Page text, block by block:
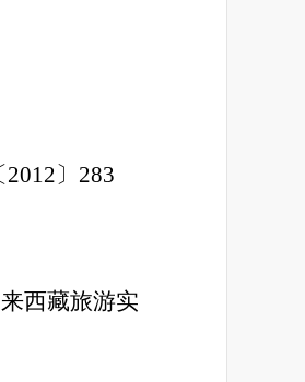
〕283
西藏旅游实